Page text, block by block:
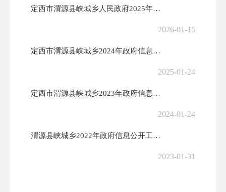
定西市渭源县峡城乡人民政府2025年政府信息公开工作年度报告
2026-01-15
定西市渭源县峡城乡2024年政府信息公开工作年度报告
2025-01-24
定西市渭源县峡城乡2023年政府信息公开工作年度报告
2024-01-24
渭源县峡城乡2022年政府信息公开工作年度报告
2023-01-31